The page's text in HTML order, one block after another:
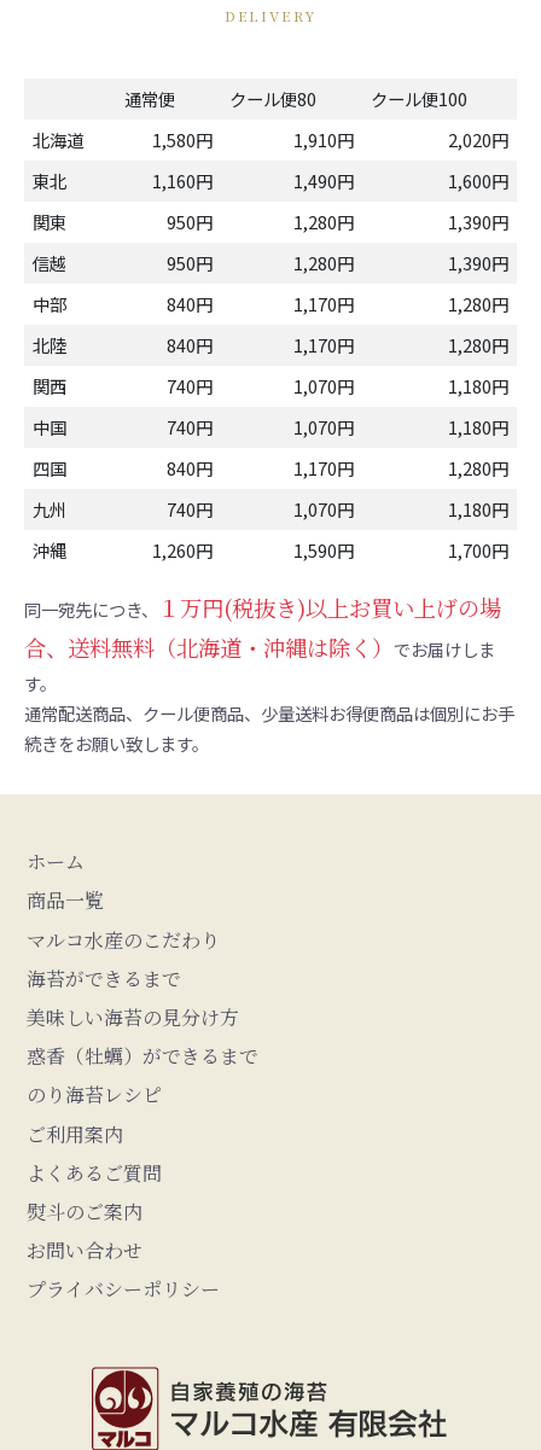
DELIVERY
通常便 クール便80
クール便100
北海道
1,580円 1,910円
2,020円
東北
1,160円 1,490円
1,600円
関東
950円 1,280円
1,390円
信越
950円 1,280円
1,390円
中部
840円 1,170円
1,280円
北陸
840円 1,170円
1,280円
関西
740円 1,070円
1,180円
中国
740円 1,070円
1,180円
四国
840円 1,170円
1,280円
九州
740円 1,070円
1,180円
沖縄
1,260円 1,590円 1,700円
同一宛先につき、
１万円(税抜き)以上お買い上げの場
合、送料無料（北海道・沖縄は除く） でお届けしま
す。
通常配送商品、クール便商品、少量送料お得便商品は個別にお手
続きをお願い致します。
ホーム
商品一覧
マルコ水産のこだわり
海苔ができるまで
美味しい海苔の見分け方
惑香（牡蠣）ができるまで
のり海苔レシピ
ご利用案内
よくあるご質問
熨斗のご案内
お問い合わせ
プライバシーポリシー